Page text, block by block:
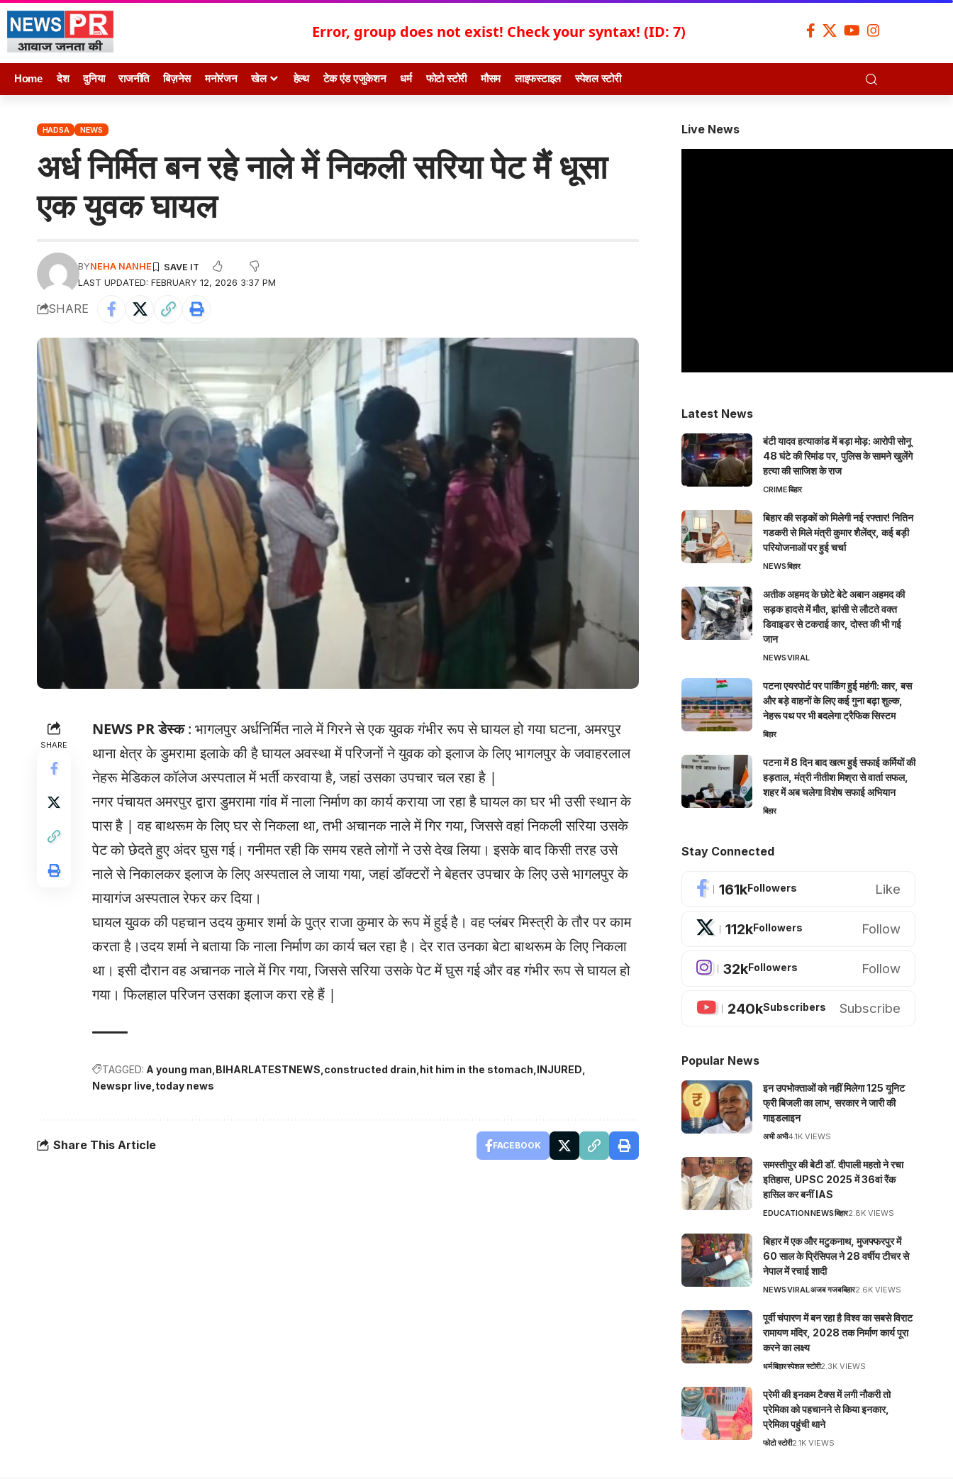
Error, group does not exist! Check your syntax! (ID: 7)
Home देश दुनिया राजनीति बिज़नेस मनोरंजन खेल हेल्थ टेक एंड एजुकेशन धर्म फोटो स्टोरी मौसम लाइफस्टाइल स्पेशल स्टोरी
HADSA NEWS
अर्ध निर्मित बन रहे नाले में निकली सरिया पेट मैं धूसा
एक युवक घायल
LAST UPDATED: FEBRUARY 12, 2026 3:37 PM
BYNEHA NANHE
SHARE
SHARE
NEWS PR डेस्क: भागलपुर अर्धनिर्मित नाले में गिरने से एक युवक गंभीर रूप से घायल हो गया घटना, अमरपुर
थाना क्षेत्र के डुमरामा इलाके की है घायल अवस्था में परिजनों ने युवक को इलाज के लिए भागलपुर के जवाहरलाल
नेहरू मेडिकल कॉलेज अस्पताल में भर्ती करवाया है, जहां उसका उपचार चल रहा है |
नगर पंचायत अमरपुर द्वारा डुमरामा गांव में नाला निर्माण का कार्य कराया जा रहा है घायल का घर भी उसी स्थान के
पास है | वह बाथरूम के लिए घर से निकला था, तभी अचानक नाले में गिर गया, जिससे वहां निकली सरिया उसके
पेट को छेदते हुए अंदर घुस गई। गनीमत रही कि समय रहते लोगों ने उसे देख लिया। इसके बाद किसी तरह उसे
नाले से निकालकर इलाज के लिए अस्पताल ले जाया गया, जहां डॉक्टरों ने बेहतर उपचार के लिए उसे भागलपुर के
मायागंज अस्पताल रेफर कर दिया।
घायल युवक की पहचान उदय कुमार शर्मा के पुत्र राजा कुमार के रूप में हुई है। वह प्लंबर मिस्त्री के तौर पर काम
करता है।उदय शर्मा ने बताया कि नाला निर्माण का कार्य चल रहा है। देर रात उनका बेटा बाथरूम के लिए निकला
था। इसी दौरान वह अचानक नाले में गिर गया, जिससे सरिया उसके पेट में घुस गई और वह गंभीर रूप से घायल हो
गया। फिलहाल परिजन उसका इलाज करा रहे हैं |
TAGGED: A young man BIHARLATESTNEWS constructed drain hit him in the stomach INJURED
Newspr live today news
Share This Article FACEBOOK
Live News
Latest News
बंटी यादव हत्याकांड में बड़ा मोड़: आरोपी सोनू
48 घंटे की रिमांड पर, पुलिस के सामने खुलेंगे
हत्या की साजिश के राज
CRIMEबिहार
बिहार की सड़कों को मिलेगी नई रफ्तार! नितिन
गडकरी से मिले मंत्री कुमार शैलेंद्र, कई बड़ी
परियोजनाओं पर हुई चर्चा
NEWSबिहार
अतीक अहमद के छोटे बेटे अबान अहमद की
सड़क हादसे में मौत, झांसी से लौटते वक्त
डिवाइडर से टकराई कार, दोस्त की भी गई
जान
NEWSVIRAL
पटना एयरपोर्ट पर पार्किंग हुई महंगी: कार, बस
और बड़े वाहनों के लिए कई गुना बढ़ा शुल्क,
नेहरू पथ पर भी बदलेगा ट्रैफिक सिस्टम
बिहार
पटना में 8 दिन बाद खत्म हुई सफाई कर्मियों की
हड़ताल, मंत्री नीतीश मिश्रा से वार्ता सफल,
शहर में अब चलेगा विशेष सफाई अभियान
बिहार
Stay Connected
161kFollowers Like
112kFollowers Follow
32kFollowers Follow
240kSubscribers Subscribe
Popular News
इन उपभोक्ताओं को नहीं मिलेगा 125 यूनिट
फ्री बिजली का लाभ, सरकार ने जारी की
गाइडलाइन
अभी अभी4.1K VIEWS
समस्तीपुर की बेटी डॉ. दीपाली महतो ने रचा
इतिहास, UPSC 2025 में 36वां रैंक
हासिल कर बनीं IAS
EDUCATIONNEWSबिहार2.8K VIEWS
बिहार में एक और मटुकनाथ, मुजफ्फरपुर में
60 साल के प्रिंसिपल ने 28 वर्षीय टीचर से
नेपाल में रचाई शादी
NEWSVIRALअजब गजबबिहार2.6K VIEWS
पूर्वी चंपारण में बन रहा है विश्व का सबसे विराट
रामायण मंदिर, 2028 तक निर्माण कार्य पूरा
करने का लक्ष्य
धर्मबिहारस्पेशल स्टोरी2.3K VIEWS
प्रेमी की इनकम टैक्स में लगी नौकरी तो
प्रेमिका को पहचानने से किया इनकार,
प्रेमिका पहुंची थाने
फोटो स्टोरी2.1K VIEWS